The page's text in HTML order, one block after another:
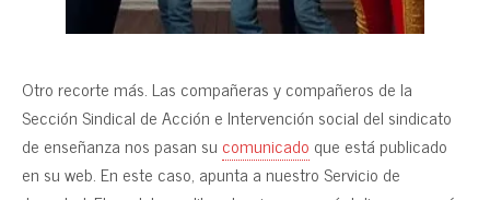
Otro recorte más. Las compañeras y compañeros de la
Sección Sindical de Acción e Intervención social del sindicato
de enseñanza nos pasan su comunicado que está publicado
en su web. En este caso, apunta a nuestro Servicio de